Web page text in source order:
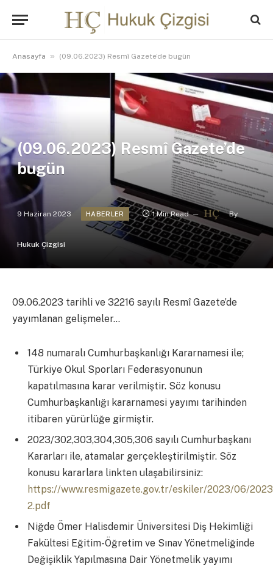
Anasayfa » (09.06.2023) Resmî Gazete’de bugün
(09.06.2023) Resmî Gazete’de
bugün
9 Haziran 2023 HABERLER 1 Min Read By
Hukuk Çizgisi
09.06.2023 tarihli ve 32216 sayılı Resmî Gazete’de
yayımlanan gelişmeler…
148 numaralı Cumhurbaşkanlığı Kararnamesi ile;
Türkiye Okul Sporları Federasyonunun
kapatılmasına karar verilmiştir. Söz konusu
Cumhurbaşkanlığı kararnamesi yayımı tarihinden
itibaren yürürlüğe girmiştir.
2023/302,303,304,305,306 sayılı Cumhurbaşkanı
Kararları ile, atamalar gerçekleştirilmiştir. Söz
konusu kararlara linkten ulaşabilirsiniz:
https://www.resmigazete.gov.tr/eskiler/2023/06/
2.pdf
Niğde Ömer Halisdemir Üniversitesi Diş Hekimliği
Fakültesi Eğitim-Öğretim ve Sınav Yönetmeliğinde
Değişiklik Yapılmasına Dair Yönetmelik yayımı